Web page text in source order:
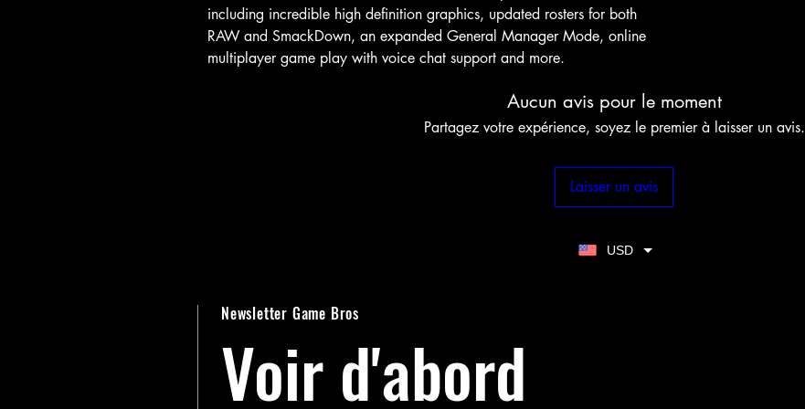
including incredible high definition graphics, updated rosters for both
RAW and SmackDown, an expanded General Manager Mode, online
multiplayer game play with voice chat support and more.
Aucun avis pour le moment
Partagez votre expérience, soyez le premier à laisser un avis.
Laisser un avis
USD
Newsletter Game Bros
Voir d'abord